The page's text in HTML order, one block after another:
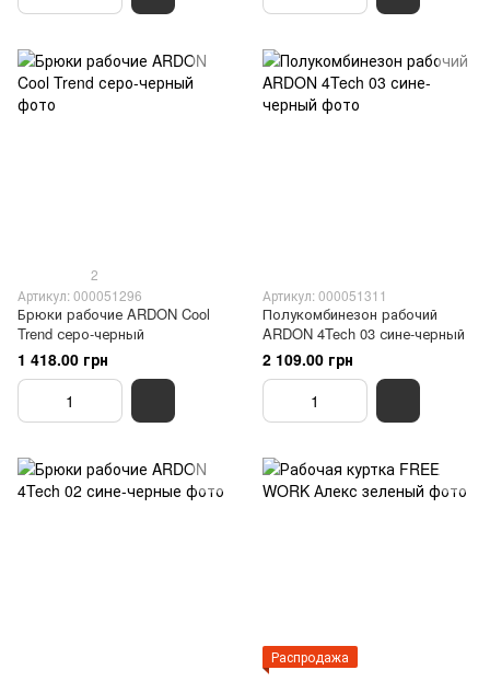
2
Артикул: 000051296
Брюки рабочие ARDON Cool
Trend серо-черный
1 418.00 грн
Артикул: 000051311
Полукомбинезон рабочий
ARDON 4Tech 03 сине-черный
2 109.00 грн
Распродажа